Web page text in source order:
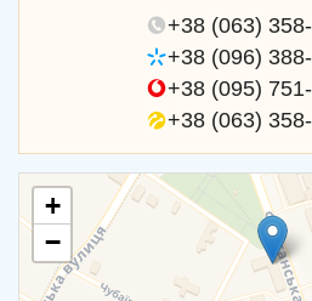
+38 (063)
+38 (096)
+38 (095)
+38 (063)
+
−